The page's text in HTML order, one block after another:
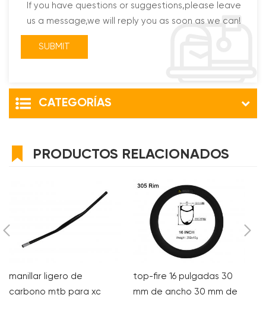
If you have questions or suggestions,please leave
us a message,we will reply you as soon as we can!
CATEGORÍAS
PRODUCTOS RELACIONADOS
manillar ligero de
carbono mtb para xc
top-fire 16 pulgadas 30
mm de ancho 30 mm de